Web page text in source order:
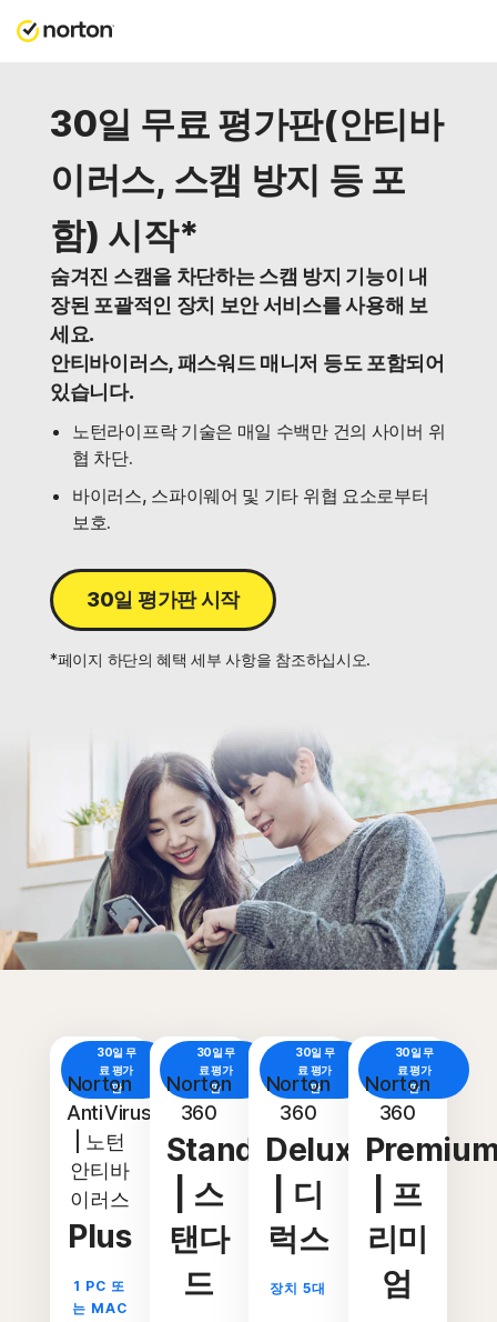
30일 무료 평가판(안티바
이러스, 스캠 방지 등 포
함) 시작*
숨겨진 스캠을 차단하는 스캠 방지 기능이 내
장된 포괄적인 장치 보안 서비스를 사용해 보
세요.
안티바이러스, 패스워드 매니저 등도 포함되어
있습니다.
노턴라이프락 기술은 매일 수백만 건의 사이버 위
협 차단.
바이러스, 스파이웨어 및 기타 위협 요소로부터
보호.
30일 평가판 시작
*페이지 하단의 혜택 세부 사항을 참조하십시오.
30일 무
료 평가
판
Norton
AntiVirus
| 노턴
안티바
이러스
Plus
1 PC 또
는 MAC
30일 무
료 평가
판
Norton
360
Standard
| 스
탠다
드
30일 무
료 평가
판
Norton
360
Deluxe
| 디
럭스
장치 5대
30일 무
료 평가
판
Norton
360
| 프
리미
엄